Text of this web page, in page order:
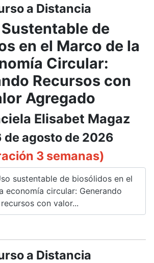
a Distancia
de
en el Marco de la
Circular:
Recursos con
Agregado
Elisabet Magaz
de agosto de 2026
3 semanas)
sustentable de biosólidos en el
economía circular: Generando
recursos con valor...
a Distancia